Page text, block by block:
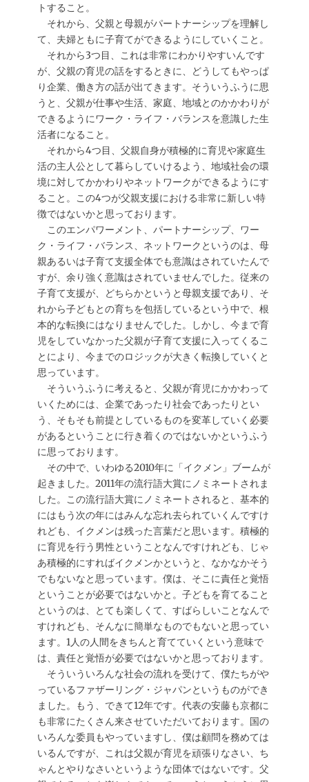
トすること。
それから、父親と母親がパートナーシップを理解し
て、夫婦ともに子育てができるようにしていくこと。
それから3つ目、これは非常にわかりやすいんです
が、父親の育児の話をするときに、どうしてもやっぱ
り企業、働き方の話が出てきます。そういうふうに思
うと、父親が仕事や生活、家庭、地域とのかかわりが
できるようにワーク・ライフ・バランスを意識した生
活者になること。
それから4つ目、父親自身が積極的に育児や家庭生
活の主人公として暮らしていけるよう、地域社会の環
境に対してかかわりやネットワークができるようにす
ること。この4つが父親支援における非常に新しい特
徴ではないかと思っております。
このエンパワーメント、パートナーシップ、ワー
ク・ライフ・バランス、ネットワークというのは、母
親あるいは子育て支援全体でも意識はされていたんで
すが、余り強く意識はされていませんでした。従来の
子育て支援が、どちらかというと母親支援であり、そ
れから子どもとの育ちを包括しているという中で、根
本的な転換にはなりませんでした。しかし、今まで育
児をしていなかった父親が子育て支援に入ってくるこ
とにより、今までのロジックが大きく転換していくと
思っています。
そういうふうに考えると、父親が育児にかかわって
いくためには、企業であったり社会であったりとい
う、そもそも前提としているものを変革していく必要
があるということに行き着くのではないかというふう
に思っております。
その中で、いわゆる2010年に「イクメン」ブームが
起きました。2011年の流行語大賞にノミネートされま
した。この流行語大賞にノミネートされると、基本的
にはもう次の年にはみんな忘れ去られていくんですけ
れども、イクメンは残った言葉だと思います。積極的
に育児を行う男性ということなんですけれども、じゃ
あ積極的にすればイクメンかというと、なかなかそう
でもないなと思っています。僕は、そこに責任と覚悟
ということが必要ではないかと。子どもを育てること
というのは、とても楽しくて、すばらしいことなんで
すけれども、そんなに簡単なものでもないと思ってい
ます。1人の人間をきちんと育てていくという意味で
は、責任と覚悟が必要ではないかと思っております。
そういういろんな社会の流れを受けて、僕たちがや
っているファザーリング・ジャパンというものができ
ました。もう、できて12年です。代表の安藤も京都に
も非常にたくさん来させていただいております。国の
いろんな委員もやっていますし、僕は顧問を務めては
いるんですが、これは父親が育児を頑張りなさい、ち
ゃんとやりなさいというような団体ではないです。父